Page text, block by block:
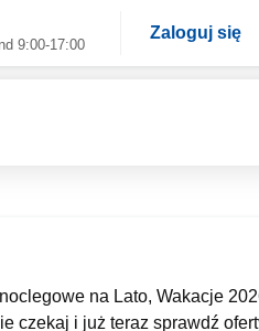
9:00-17:00
Zaloguj się
na Lato, Wakacje
czekaj i już teraz sprawdź